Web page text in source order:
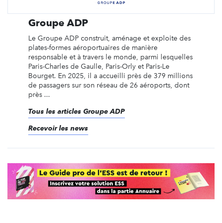
Groupe ADP
Le Groupe ADP construit, aménage et exploite des
plates-formes aéroportuaires de manière
responsable et à travers le monde, parmi lesquelles
Paris-Charles de Gaulle, Paris-Orly et Paris-Le
Bourget. En 2025, il a accueilli près de 379 millions
de passagers sur son réseau de 26 aéroports, dont
près ...
Tous les articles Groupe ADP
Recevoir les news